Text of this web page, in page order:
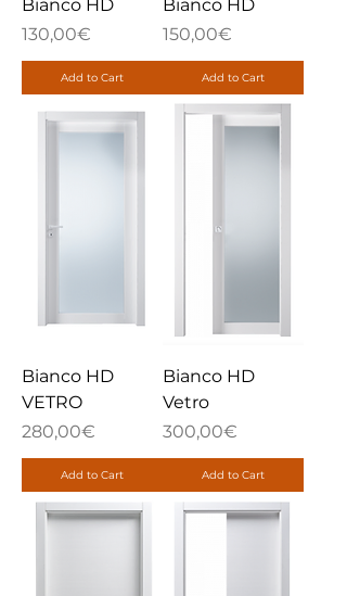
Bianco HD
Price
130,00€
Add to Cart
Bianco HD
Price
150,00€
Add to Cart
Bianco HD
VETRO
Price
280,00€
Add to Cart
Bianco HD
Vetro
Price
300,00€
Add to Cart